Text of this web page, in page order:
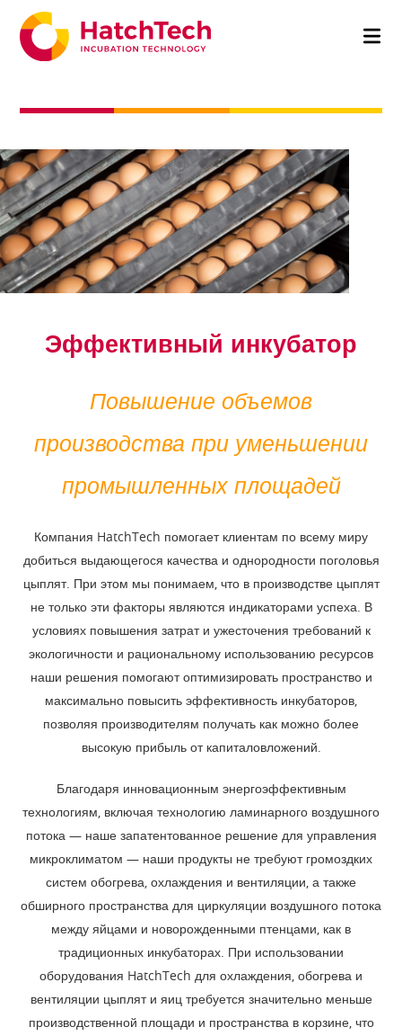
Эффективный инкубатор
Повышение объемов
производства при уменьшении
промышленных площадей
Компания HatchTech помогает клиентам по всему миру
добиться выдающегося качества и однородности поголовья
цыплят. При этом мы понимаем, что в производстве цыплят
не только эти факторы являются индикаторами успеха. В
условиях повышения затрат и ужесточения требований к
экологичности и рациональному использованию ресурсов
наши решения помогают оптимизировать пространство и
максимально повысить эффективность инкубаторов,
позволяя производителям получать как можно более
высокую прибыль от капиталовложений.
Благодаря инновационным энергоэффективным
технологиям, включая технологию ламинарного воздушного
потока — наше запатентованное решение для управления
микроклиматом — наши продукты не требуют громоздких
систем обогрева, охлаждения и вентиляции, а также
обширного пространства для циркуляции воздушного потока
между яйцами и новорожденными птенцами, как в
традиционных инкубаторах. При использовании
оборудования HatchTech для охлаждения, обогрева и
вентиляции цыплят и яиц требуется значительно меньше
производственной площади и пространства в корзине, что